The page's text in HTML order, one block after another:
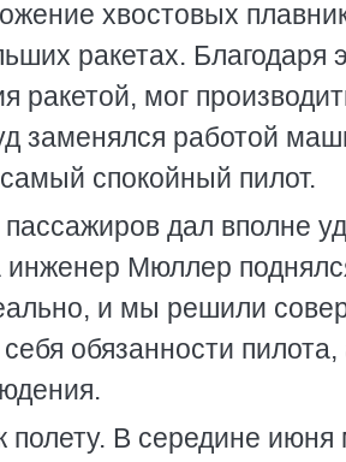
хвостовых
ракетах. Благодаря
ракетой, мог
заменялся работой
спокойный пилот.
дал вполне
инженер Мюллер
и мы решили
обязанности
полету. В середине